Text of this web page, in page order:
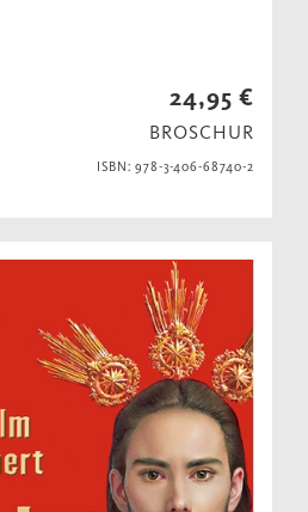
24,95 €
BROSCHUR
ISBN: 978-3-406-68740-2